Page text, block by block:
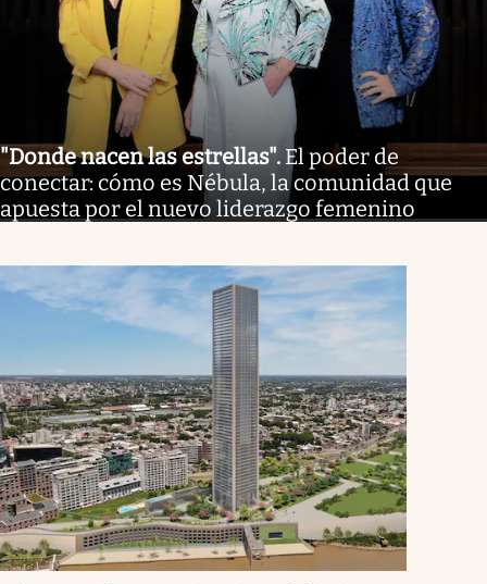
"Donde nacen las estrellas". El poder de
conectar: cómo es Nébula, la comunidad que
apuesta por el nuevo liderazgo femenino